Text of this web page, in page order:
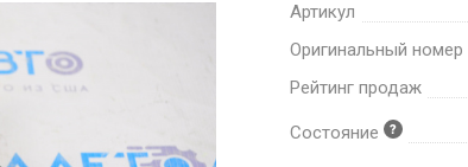
Артикул
Оригинальный номер
Рейтинг продаж
Состояние